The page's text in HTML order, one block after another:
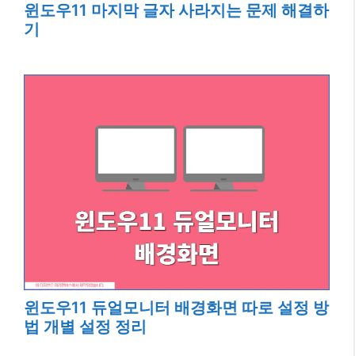
윈도우11 마지막 글자 사라지는 문제 해결하
기
윈도우11 듀얼모니터 배경화면 따로 설정 방
법 개별 설정 정리